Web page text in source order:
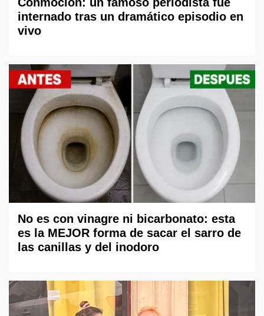
internado tras un dramático episodio en
vivo
No es con vinagre ni bicarbonato: esta
es la MEJOR forma de sacar el sarro de
las canillas y del inodoro